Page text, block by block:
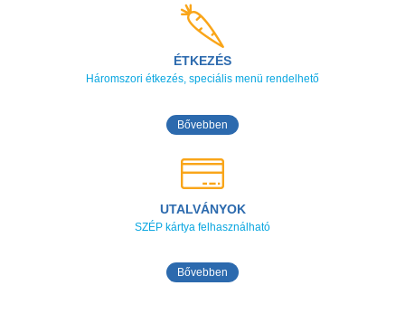
ÉTKEZÉS
Háromszori étkezés, speciális menü rendelhető
Bővebben
UTALVÁNYOK
SZÉP kártya felhasználható
Bővebben